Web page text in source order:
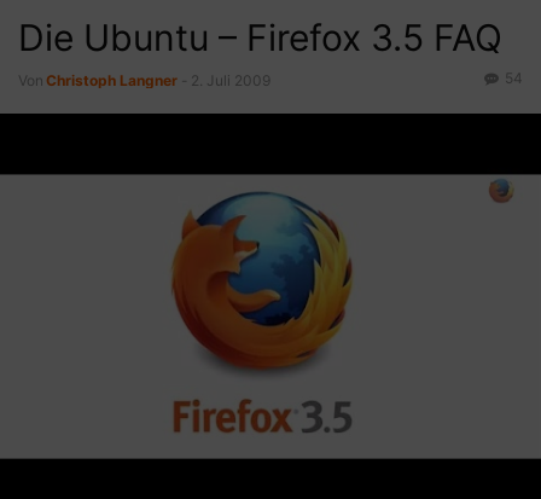
Die Ubuntu – Firefox 3.5 FAQ
Von Christoph Langner 2. Juli 2009 54